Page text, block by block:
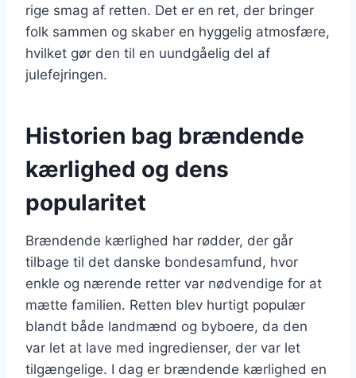
rige smag af retten. Det er en ret, der bringer
folk sammen og skaber en hyggelig atmosfære,
hvilket gør den til en uundgåelig del af
julefejringen.
Historien bag brændende
kærlighed og dens
popularitet
Brændende kærlighed har rødder, der går
tilbage til det danske bondesamfund, hvor
enkle og nærende retter var nødvendige for at
mætte familien. Retten blev hurtigt populær
blandt både landmænd og byboere, da den
var let at lave med ingredienser, der var let
tilgængelige. I dag er brændende kærlighed en